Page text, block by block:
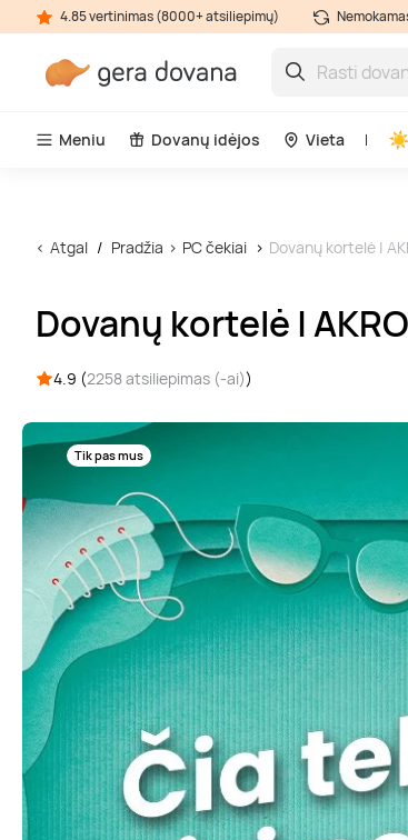
4.85 vertinimas (8000+ atsiliepimų)
Meniu Dovanų idėjos Vieta
Atgal Pradžia PC čekiai Dovanų kortelė |
Dovanų kortelė |
4.9 (2258 atsiliepimas (-ai))
Tik pas mus